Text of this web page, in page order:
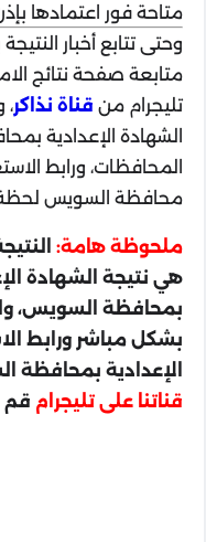
متاحة فور اعتمادها
وحتى تتابع أخبار
متابعة صفحة نتائج
تليجرام من قناة نذاكر،
الشهادة الإعدادية
المحافظات، ورابط
محافظة السويس
ملحوظة هامة:
بمحافظة السويس،
بشكل مباشر ورابط
الإعدادية بمحافظة
قناتنا على تليجرام قم